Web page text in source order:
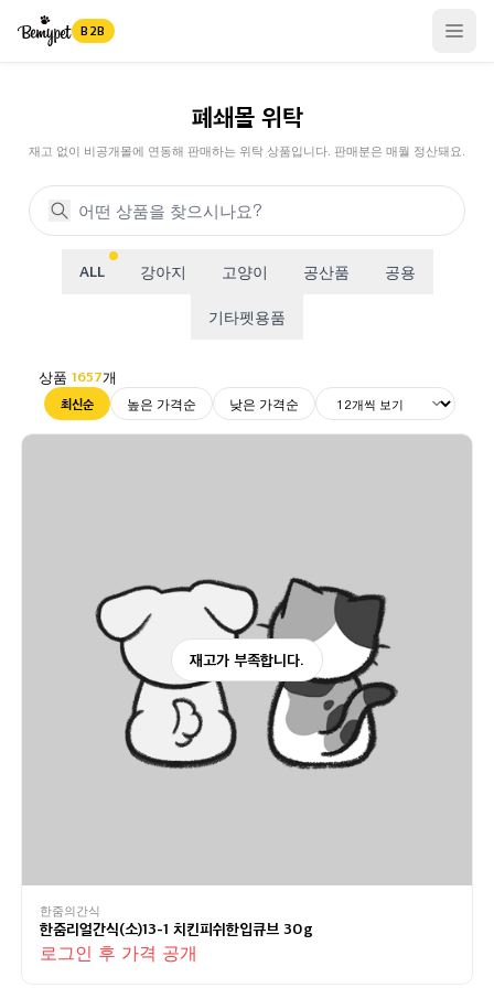
B2B
폐쇄몰 위탁
재고 없이 비공개몰에 연동해 판매하는 위탁 상품입니다. 판매분은 매월 정산돼요.
ALL 강아지 고양이 공산품 공용
기타펫용품
상품 1657개
최신순 높은 가격순 낮은 가격순
재고가 부족합니다.
한줌의간식
한줌리얼간식(소)13-1 치킨피쉬한입큐브 30g
로그인 후 가격 공개